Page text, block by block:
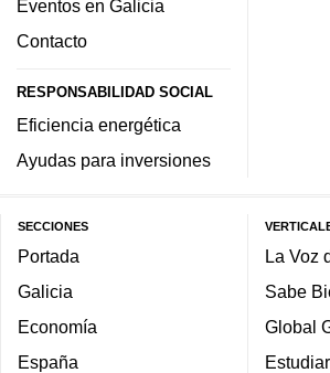
Eventos en Galicia
Contacto
RESPONSABILIDAD SOCIAL
Eficiencia energética
Ayudas para inversiones
SECCIONES
Portada
Galicia
Economía
España
La Voz
Sabe
Global